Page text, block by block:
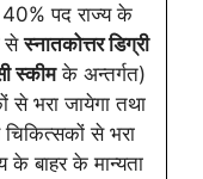
40% पद राज्य के
सेस्नातकोत्तर डिग्री
स्कीमके अन्तर्गत)
से भरा जायेगा तथा
से भरा
के बाहर के मान्यता